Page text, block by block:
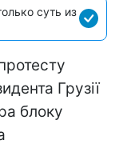
суть из
Грузії
блоку